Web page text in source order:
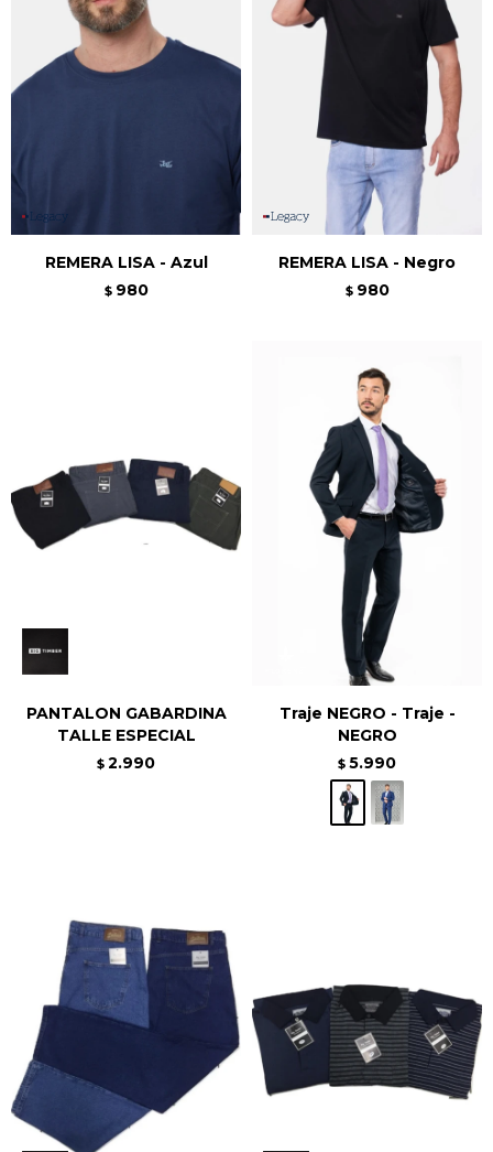
REMERA LISA - Azul
$ 980
REMERA LISA - Negro
$ 980
PANTALON GABARDINA
TALLE ESPECIAL
$ 2.990
Traje NEGRO - Traje -
NEGRO
$ 5.990